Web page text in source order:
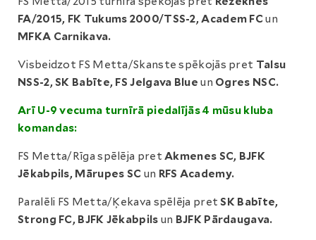
FA/2015, FK Tukums 2000/TSS-2, Academ FC un
MFKA Carnikava.
Visbeidzot FS Metta/Skanste spēkojās pret Talsu
NSS-2, SK Babīte, FS Jelgava Blue un Ogres NSC.
Arī U-9 vecuma turnīrā piedalījās 4 mūsu kluba
komandas:
FS Metta/Rīga spēlēja pretAkmenes SC, BJFK
Jēkabpils, Mārupes SC un RFS Academy.
Paralēli FS Metta/Ķekava spēlēja pretSK Babīte,
Strong FC, BJFK Jēkabpils un BJFK Pārdaugava.